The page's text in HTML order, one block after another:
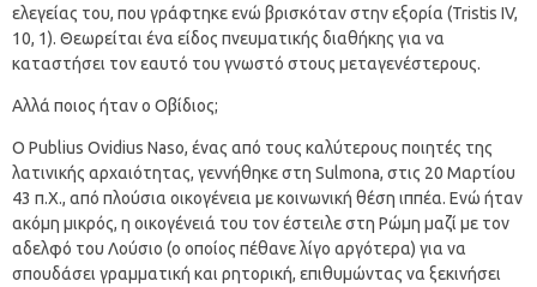
ελεγείας του, που γράφτηκε ενώ βρισκόταν στην εξορία (Tristis IV,
10, 1). Θεωρείται ένα είδος πνευματικής διαθήκης για να
καταστήσει τον εαυτό του γνωστό στους μεταγενέστερους.
Αλλά ποιος ήταν ο Οβίδιος;
Ο Publius Ovidius Naso, ένας από τους καλύτερους ποιητές της
λατινικής αρχαιότητας, γεννήθηκε στη Sulmona, στις 20 Μαρτίου
43 π.Χ., από πλούσια οικογένεια με κοινωνική θέση ιππέα. Ενώ ήταν
ακόμη μικρός, η οικογένειά του τον έστειλε στη Ρώμη μαζί με τον
αδελφό του Λούσιο (ο οποίος πέθανε λίγο αργότερα) για να
σπουδάσει γραμματική και ρητορική, επιθυμώντας να ξεκινήσει